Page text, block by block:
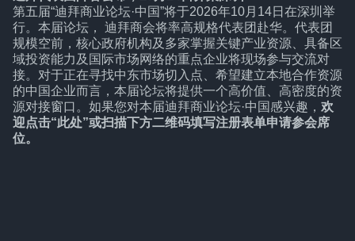
第五届“迪拜商业论坛·中国”将于2026年10月14日在深圳举
行。本届论坛， 迪拜商会将率高规格代表团赴华。代表团
规模空前，核心政府机构及多家掌握关键产业资源、具备区
域投资能力及国际市场网络的重点企业将现场参与交流对
接。对于正在寻找中东市场切入点、希望建立本地合作资源
的中国企业而言，本届论坛将提供一个高价值、高密度的资
源对接窗口。如果您对本届迪拜商业论坛·中国感兴趣， 欢
迎点击“此处”或扫描下方二维码填写注册表单申请参会席
位。